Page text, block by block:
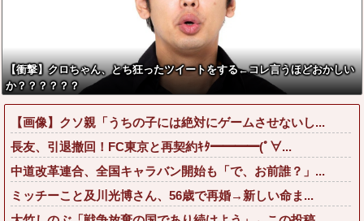
w w w w w w
存、めちゃくち
ゃ深刻な模様w
w w w w w w w
w w
【衝撃】クロちゃん、とち狂ったツイートをする←コレ言うほどおかしい
か？？？？？？
【画像】クソ親「うちの子には絶対にゲームさせないし...
長友、引退撤回！FC東京と再契約ｷﾀ━━━━(ﾟ∀...
中道改革連合、全国キャラバン開始も「で、お前誰？」...
ミッチーこと及川光博さん、56歳で再婚→新しい命ま...